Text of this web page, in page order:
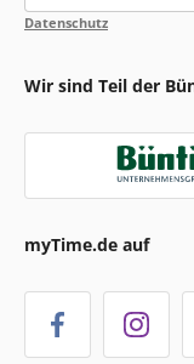
Datenschutz
Wir sind Teil der
myTime.de auf